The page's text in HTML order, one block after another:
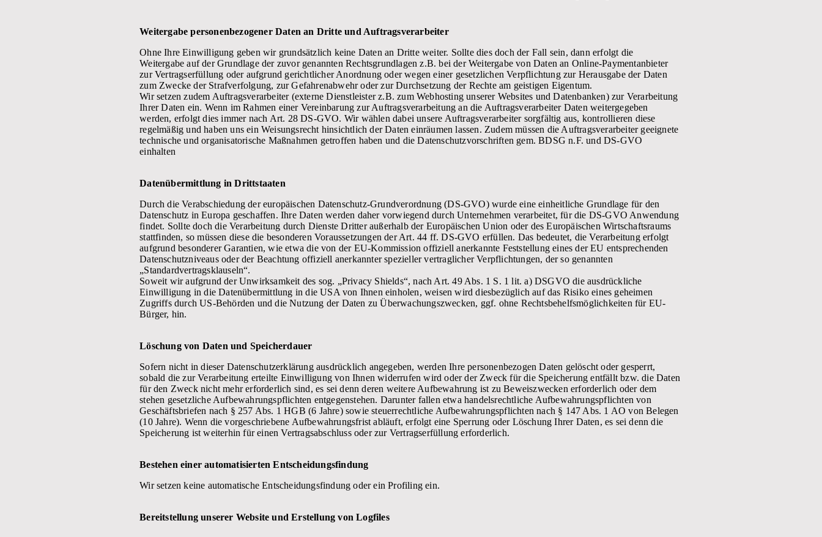
Weitergabe personenbezogener Daten an Dritte und Auftragsverarbeiter
Ohne Ihre Einwilligung geben wir grundsätzlich keine Daten an Dritte weiter. Sollte dies doch der Fall sein, dann erfolgt die
Weitergabe auf der Grundlage der zuvor genannten Rechtsgrundlagen z.B. bei der Weitergabe von Daten an Online-Paymentanbieter
zur Vertragserfüllung oder aufgrund gerichtlicher Anordnung oder wegen einer gesetzlichen Verpflichtung zur Herausgabe der Daten
zum Zwecke der Strafverfolgung, zur Gefahrenabwehr oder zur Durchsetzung der Rechte am geistigen Eigentum.
Wir setzen zudem Auftragsverarbeiter (externe Dienstleister z.B. zum Webhosting unserer Websites und Datenbanken) zur Verarbeitung
Ihrer Daten ein. Wenn im Rahmen einer Vereinbarung zur Auftragsverarbeitung an die Auftragsverarbeiter Daten weitergegeben
werden, erfolgt dies immer nach Art. 28 DS-GVO. Wir wählen dabei unsere Auftragsverarbeiter sorgfältig aus, kontrollieren diese
regelmäßig und haben uns ein Weisungsrecht hinsichtlich der Daten einräumen lassen. Zudem müssen die Auftragsverarbeiter geeignete
technische und organisatorische Maßnahmen getroffen haben und die Datenschutzvorschriften gem. BDSG n.F. und DS-GVO
einhalten
Datenübermittlung in Drittstaaten
Durch die Verabschiedung der europäischen Datenschutz-Grundverordnung (DS-GVO) wurde eine einheitliche Grundlage für den
Datenschutz in Europa geschaffen. Ihre Daten werden daher vorwiegend durch Unternehmen verarbeitet, für die DS-GVO Anwendung
findet. Sollte doch die Verarbeitung durch Dienste Dritter außerhalb der Europäischen Union oder des Europäischen Wirtschaftsraums
stattfinden, so müssen diese die besonderen Voraussetzungen der Art. 44 ff. DS-GVO erfüllen. Das bedeutet, die Verarbeitung erfolgt
aufgrund besonderer Garantien, wie etwa die von der EU-Kommission offiziell anerkannte Feststellung eines der EU entsprechenden
Datenschutzniveaus oder der Beachtung offiziell anerkannter spezieller vertraglicher Verpflichtungen, der so genannten
„Standardvertragsklauseln“.
Soweit wir aufgrund der Unwirksamkeit des sog. „Privacy Shields“, nach Art. 49 Abs. 1 S. 1 lit. a) DSGVO die ausdrückliche
Einwilligung in die Datenübermittlung in die USA von Ihnen einholen, weisen wird diesbezüglich auf das Risiko eines geheimen
Zugriffs durch US-Behörden und die Nutzung der Daten zu Überwachungszwecken, ggf. ohne Rechtsbehelfsmöglichkeiten für EU-
Bürger, hin.
Löschung von Daten und Speicherdauer
Sofern nicht in dieser Datenschutzerklärung ausdrücklich angegeben, werden Ihre personenbezogen Daten gelöscht oder gesperrt,
sobald die zur Verarbeitung erteilte Einwilligung von Ihnen widerrufen wird oder der Zweck für die Speicherung entfällt bzw. die Daten
für den Zweck nicht mehr erforderlich sind, es sei denn deren weitere Aufbewahrung ist zu Beweiszwecken erforderlich oder dem
stehen gesetzliche Aufbewahrungspflichten entgegenstehen. Darunter fallen etwa handelsrechtliche Aufbewahrungspflichten von
Geschäftsbriefen nach § 257 Abs. 1 HGB (6 Jahre) sowie steuerrechtliche Aufbewahrungspflichten nach § 147 Abs. 1 AO von Belegen
(10 Jahre). Wenn die vorgeschriebene Aufbewahrungsfrist abläuft, erfolgt eine Sperrung oder Löschung Ihrer Daten, es sei denn die
Speicherung ist weiterhin für einen Vertragsabschluss oder zur Vertragserfüllung erforderlich.
Bestehen einer automatisierten Entscheidungsfindung
Wir setzen keine automatische Entscheidungsfindung oder ein Profiling ein.
Bereitstellung unserer Website und Erstellung von Logfiles